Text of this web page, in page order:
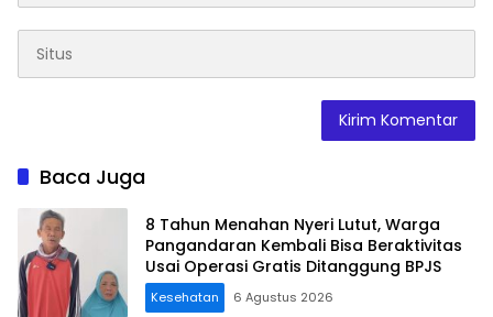
Baca Juga
8 Tahun Menahan Nyeri Lutut, Warga
Pangandaran Kembali Bisa Beraktivitas
Usai Operasi Gratis Ditanggung BPJS
Kesehatan 6 Agustus 2026